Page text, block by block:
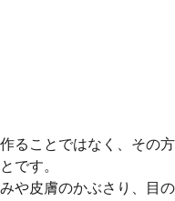
ることではなく、その方
です。
や皮膚のかぶさり、目の